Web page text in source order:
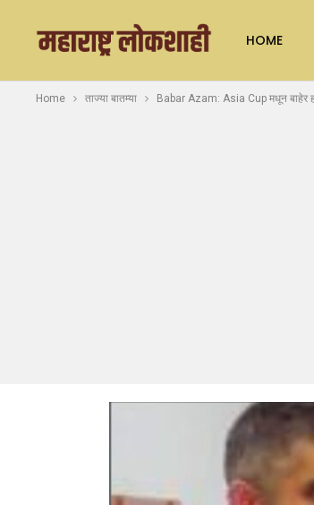
HOME
Home ताज्या बातम्या Babar Azam: Asia Cup मधून बाहेर